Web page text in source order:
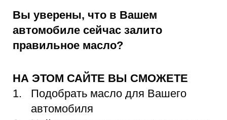
Вы уверены, что в Вашем
автомобиле сейчас залито
правильное масло?
НА ЭТОМ САЙТЕ ВЫ СМОЖЕТЕ
Подобрать масло для Вашего
автомобиля